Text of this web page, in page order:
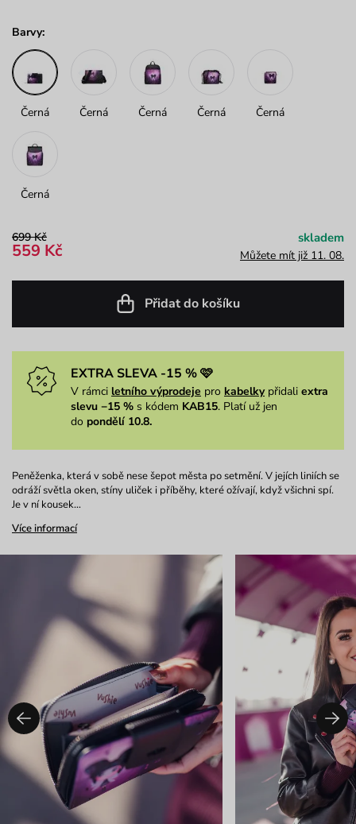
Barvy:
Černá Černá Černá Černá Černá
Černá
699 Kč
559 Kč
skladem
Můžete mít již 11. 08.
Přidat do košíku
EXTRA SLEVA -15 % 🩷
V rámci letního výprodeje pro kabelkypřidali extra
slevu −15 % s kódem KAB15. Platí už jen
do pondělí 10.8.
Peněženka, která v sobě nese šepot města po setmění. V jejích liniích se
odráží světla oken, stíny uliček i příběhy, které ožívají, když všichni spí.
Je v ní kousek…
Více informací